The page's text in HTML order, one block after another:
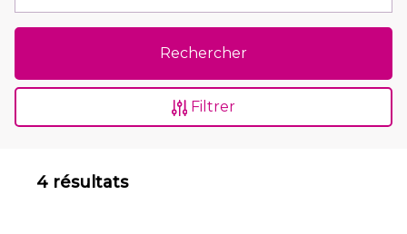
Rechercher
Filtrer
4 résultats